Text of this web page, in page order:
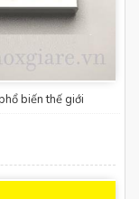
biến thế giới